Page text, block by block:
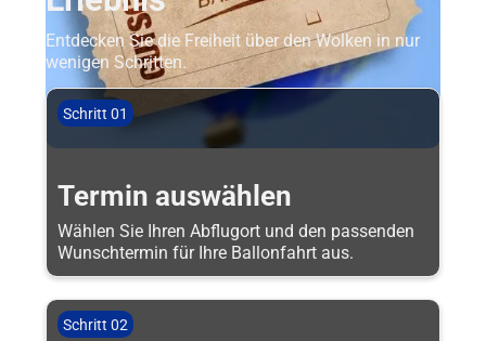
Entdecken Sie die Freiheit über den Wolken in nur
wenigen Schritten.
Schritt 01
Termin auswählen
Wählen Sie Ihren Abflugort und den passenden
Wunschtermin für Ihre Ballonfahrt aus.
Schritt 02